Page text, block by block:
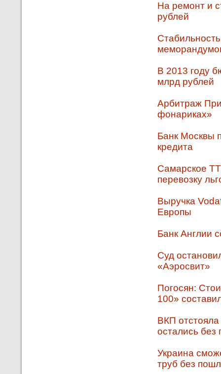
На ремонт и
рублей
В 2013 году
млрд рублей
Арбитраж
фонариках»
Банк Москвы
кредита
Самарское
перевозку
Выручка
Европы
Банк Англии
Суд
«Аэросвит»
Погосян:
100»
ВКП
остались без
Украина
труб без